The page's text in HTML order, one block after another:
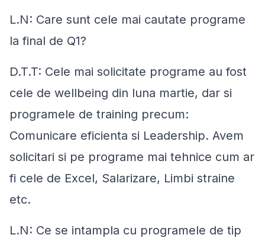
L.N: Care sunt cele mai cautate programe
la final de Q1?
D.T.T: Cele mai solicitate programe au fost
cele de wellbeing din luna martie, dar si
programele de training precum:
Comunicare eficienta si Leadership. Avem
solicitari si pe programe mai tehnice cum ar
fi cele de Excel, Salarizare, Limbi straine
etc.
L.N: Ce se intampla cu programele de tip